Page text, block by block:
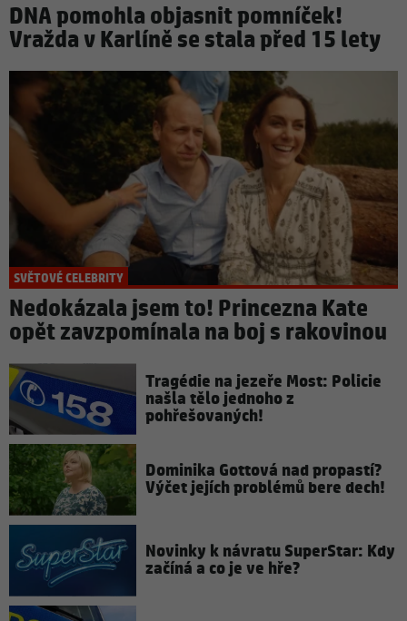
DNA pomohla objasnit pomníček!
Vražda v Karlíně se stala před 15 lety
SVĚTOVÉ CELEBRITY
Nedokázala jsem to! Princezna Kate
opět zavzpomínala na boj s rakovinou
Tragédie na jezeře Most: Policie
našla tělo jednoho z
pohřešovaných!
Dominika Gottová nad propastí?
Výčet jejích problémů bere dech!
Novinky k návratu SuperStar: Kdy
začíná a co je ve hře?